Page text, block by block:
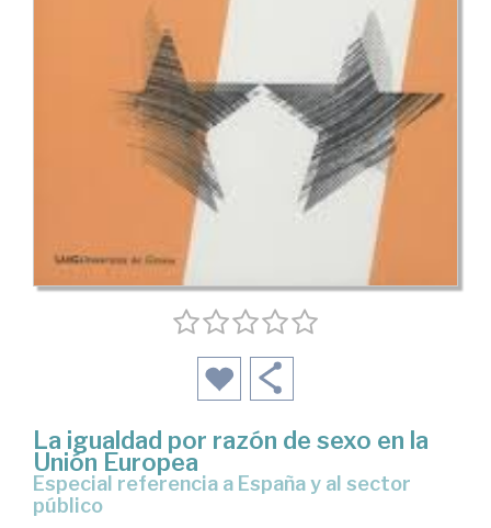
La igualdad por razón de sexo en la
Unión Europea
especial referencia a España y al sector
público